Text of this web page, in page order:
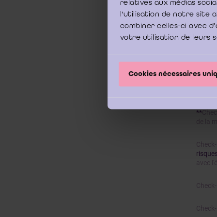
relatives aux médias
l'utilisation de notre site
combiner celles-ci avec
votre utilisation de leurs
Cookies nécessaires
**
avec